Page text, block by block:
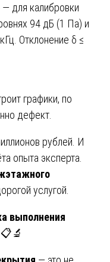
— для калибровки
94 дБ (1 Па) и
Отклонение δ ≤
графики, по
дефект.
рублей. И
опыта эксперта.
услугой.
выполнения
📋🔬